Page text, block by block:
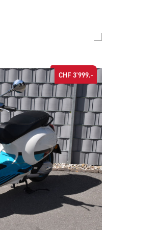
CHF 3'999.-